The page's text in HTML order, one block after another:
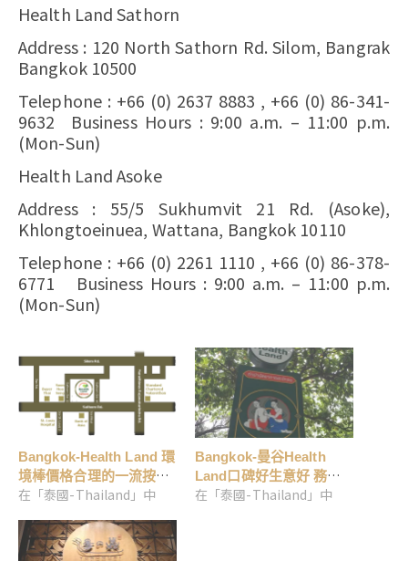
Health Land Sathorn
Address : 120 North Sathorn Rd. Silom, Bangrak
Bangkok 10500
Telephone : +66 (0) 2637 8883 , +66 (0) 86-341-
9632 Business Hours : 9:00 a.m. – 11:00 p.m.
(Mon-Sun)
Health Land Asoke
Address : 55/5 Sukhumvit 21 Rd. (Asoke),
Khlongtoeinuea, Wattana, Bangkok 10110
Telephone : +66 (0) 2261 1110 , +66 (0) 86-378-
6771 Business Hours : 9:00 a.m. – 11:00 p.m.
(Mon-Sun)
Bangkok-Health Land 環
境棒價格合理的一流按摩
會館
在「泰國-Thailand」中
Bangkok-曼谷Health
Land口碑好生意好 務必
預約的按摩名店
在「泰國-Thailand」中